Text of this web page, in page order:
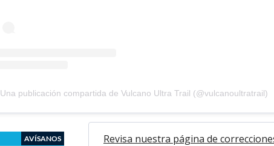
Una publicación compartida de Vulcano Ultra Trail (@vulcanoultratrail)
AVÍSANOS Revisa nuestra página de